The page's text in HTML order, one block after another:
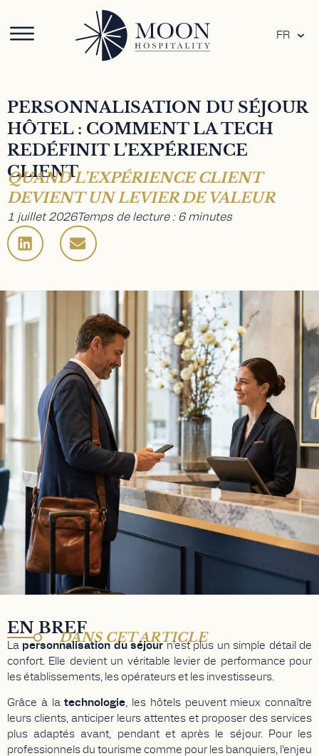
FR
PERSONNALISATION DU SÉJOUR
HÔTEL : COMMENT LA TECH
REDÉFINIT L’EXPÉRIENCE
CLIENT
QUAND L’EXPÉRIENCE CLIENT
DEVIENT UN LEVIER DE VALEUR
1 juillet 2026Temps de lecture : 6 minutes
EN BREFDANS CET ARTICLE
La personnalisation du séjourn’est plus un simple détail de
confort. Elle devient un véritable levier de performance pour
les établissements, les opérateurs et les investisseurs.
Grâce à latechnologie , les hôtels peuvent mieux connaître
leurs clients, anticiper leurs attentes et proposer des services
plus adaptés avant, pendant et après le séjour. Pour les
professionnels du tourisme comme pour les banquiers, l’enjeu